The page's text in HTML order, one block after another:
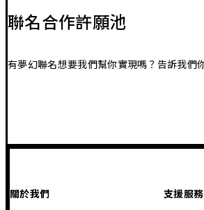
聯名合作許願池
有夢幻聯名想要我們幫你實現嗎？告訴我們
關於我們 支援服務